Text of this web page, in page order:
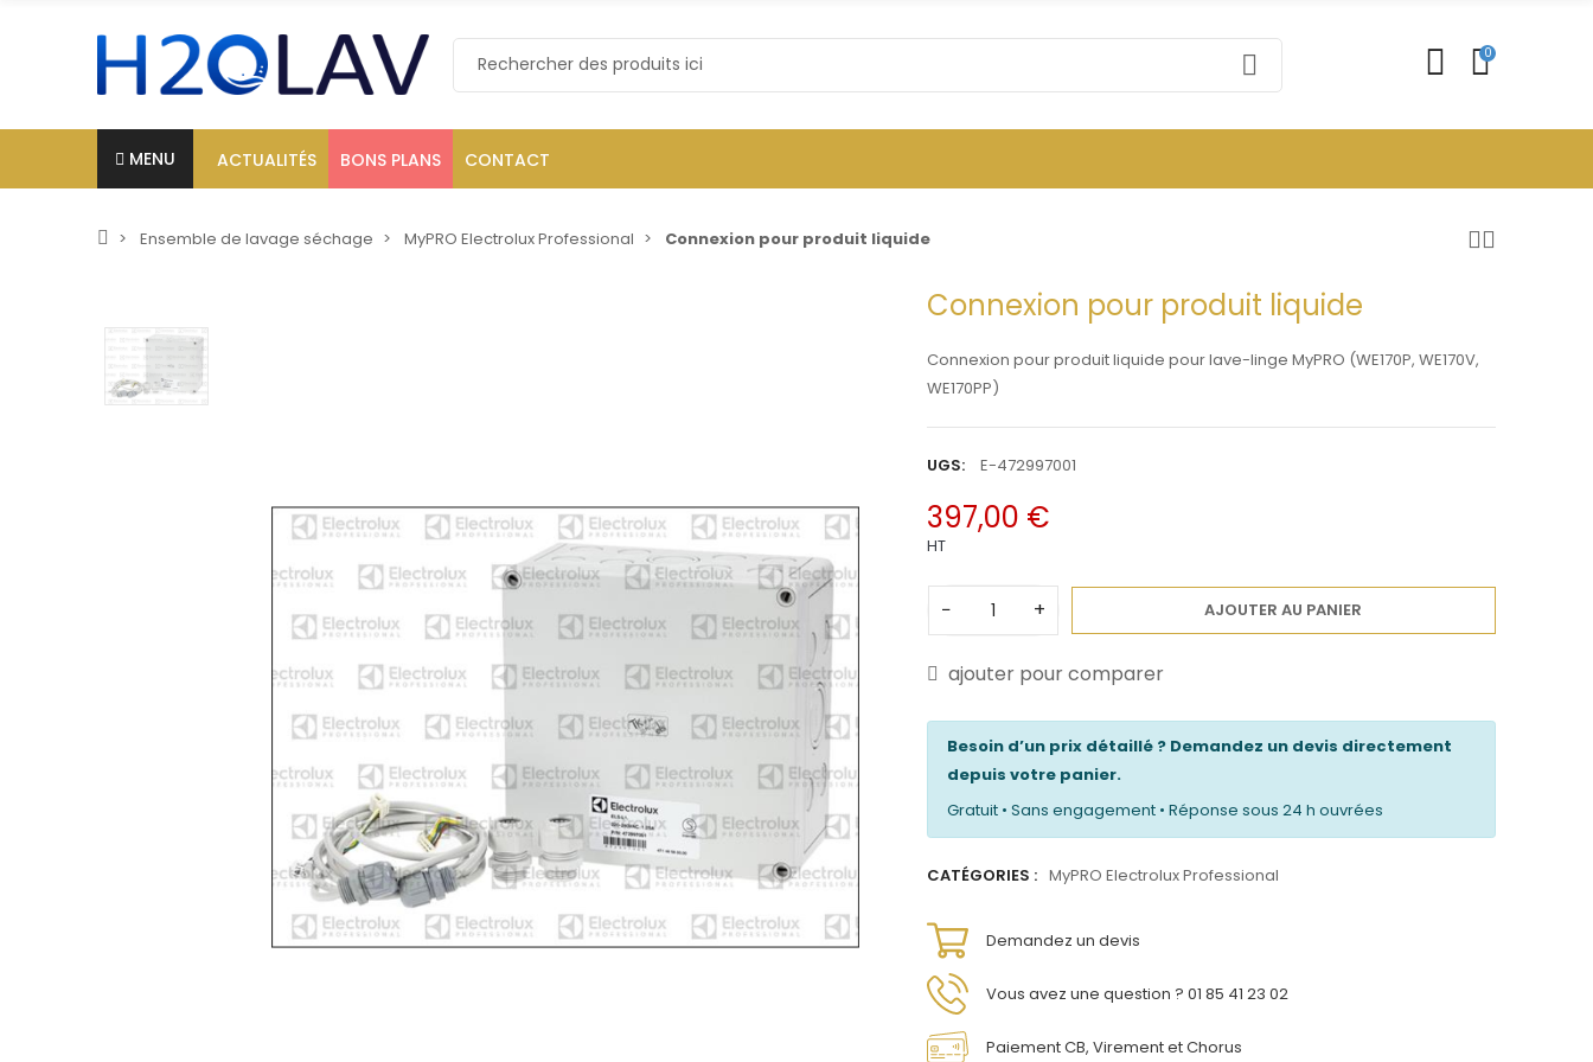
0
MENU ACTUALITÉS BONS PLANS CONTACT
Ensemble de lavage séchage MyPRO Electrolux Professional Connexion pour produit liquide
Connexion pour produit liquide
Connexion pour produit liquide pour lave-linge MyPRO (WE170P, WE170V,
WE170PP)
UGS: E-472997001
397,00 €
HT
− + AJOUTER AU PANIER
ajouter pour comparer
Besoin d’un prix détaillé ? Demandez un devis directement
depuis votre panier.
Gratuit • Sans engagement • Réponse sous 24 h ouvrées
CATÉGORIES : MyPRO Electrolux Professional
Demandez un devis
Vous avez une question ? 01 85 41 23 02
Paiement CB, Virement et Chorus